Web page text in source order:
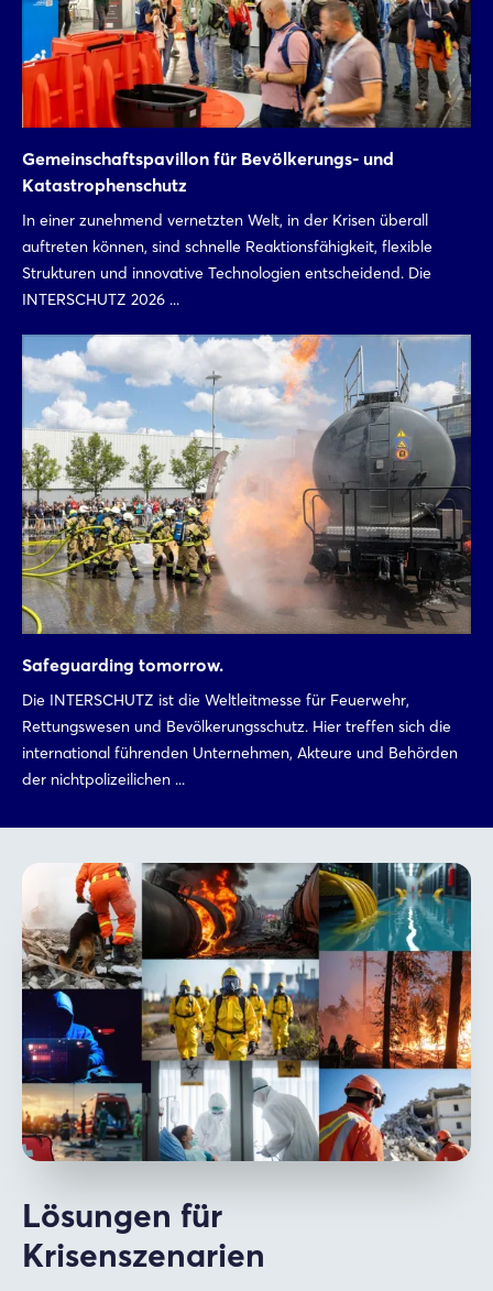
Gemeinschaftspavillon für Bevölkerungs- und
Katastrophenschutz
In einer zunehmend vernetzten Welt, in der Krisen überall
auftreten können, sind schnelle Reaktionsfähigkeit, flexible
Strukturen und innovative Technologien entscheidend. Die
INTERSCHUTZ 2026 ...
Safeguarding tomorrow.
Die INTERSCHUTZ ist die Weltleitmesse für Feuerwehr,
Rettungswesen und Bevölkerungsschutz. Hier treffen sich die
international führenden Unternehmen, Akteure und Behörden
der nichtpolizeilichen ...
Lösungen für
Krisenszenarien